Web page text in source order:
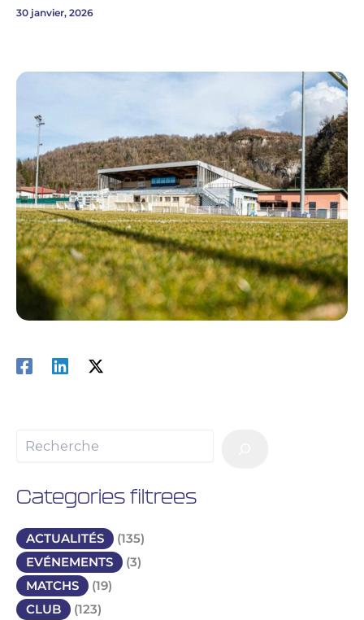
30 janvier, 2026
Categories filtrees
ACTUALITÉS
(135)
EVÉNEMENTS
(3)
MATCHS
(19)
CLUB
(123)